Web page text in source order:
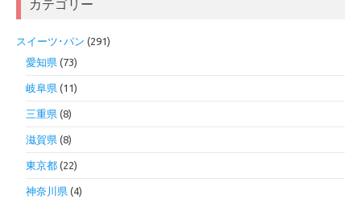
カテゴリー
スイーツ･パン (291)
愛知県 (73)
岐阜県 (11)
三重県 (8)
滋賀県 (8)
東京都 (22)
神奈川県 (4)